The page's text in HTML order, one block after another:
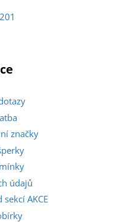
značky
údajů
AKCE